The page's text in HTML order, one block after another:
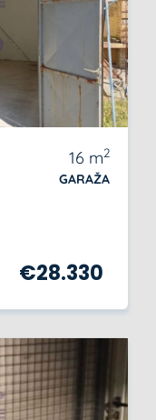
16 m2
GARAŽA
€28.330